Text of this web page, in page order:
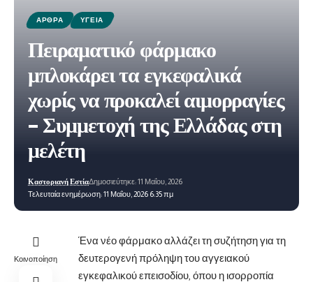
ΆΡΘΡΑ ΥΓΕΊΑ
Πειραματικό φάρμακο
μπλοκάρει τα εγκεφαλικά
χωρίς να προκαλεί αιμορραγίες
– Συμμετοχή της Ελλάδας στη
μελέτη
Τελευταία ενημέρωση: 11 Μαΐου, 2026 6:35 πμ
Καστοριανή ΕστίαΔημοσιεύτηκε: 11 Μαΐου, 2026
Κοινοποίηση
Ένα νέο φάρμακο αλλάζει τη συζήτηση για τη
δευτερογενή πρόληψη του αγγειακού
εγκεφαλικού επεισοδίου, όπου η ισορροπία